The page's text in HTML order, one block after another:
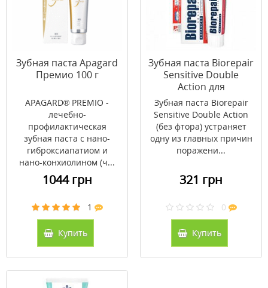
Зубная паста Apagard
Премио 100 г
APAGARD® PREMIO -
лечебно-
профилактическая
зубная паста с нано-
гиброксиапатиом и
нано-конхиолином (ч...
1044 грн
1
Купить
Зубная паста Biorepair
Sensitive Double
Action для
чувствительных зубов
75 мл
Зубная паста Biorepair
Sensitive Double Action
(без фтора) устраняет
одну из главных причин
поражени...
321 грн
0
Купить